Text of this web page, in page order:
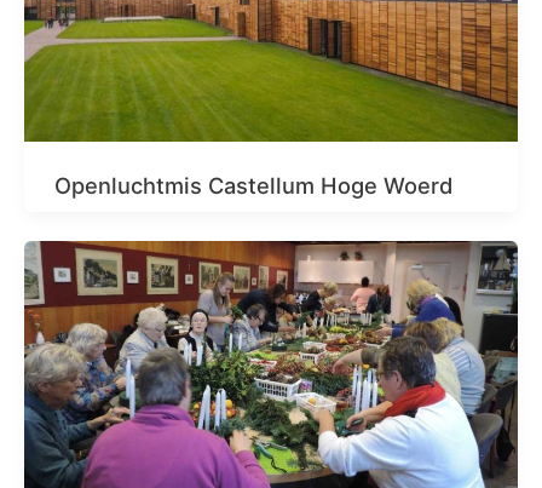
Openluchtmis Castellum Hoge Woerd